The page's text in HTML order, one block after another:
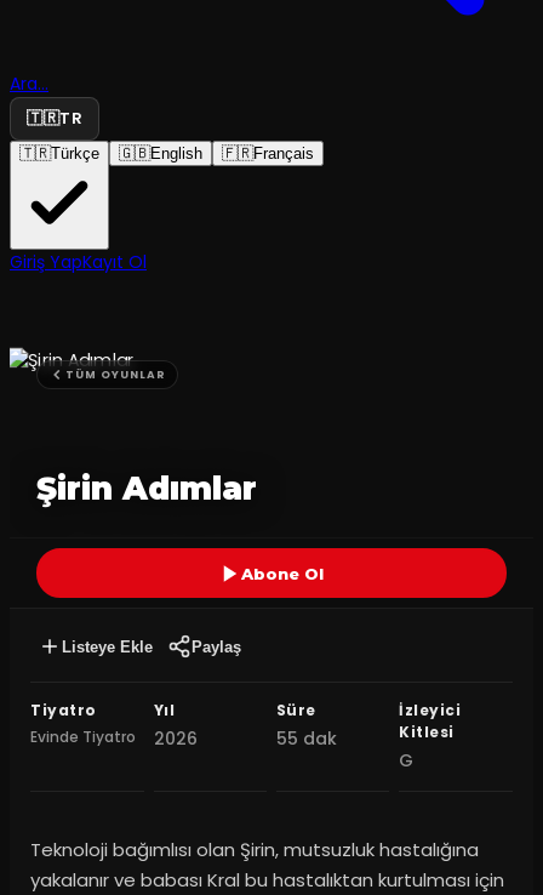
Ara...
🇹🇷TR
🇹🇷Türkçe 🇬🇧English 🇫🇷Français
Giriş YapKayıt Ol
TÜM OYUNLAR
Şirin Adımlar
Abone Ol
Listeye Ekle Paylaş
Tiyatro
Evinde Tiyatro
Yıl
2026
Süre
55 dak
İzleyici
Kitlesi
G
Teknoloji bağımlısı olan Şirin, mutsuzluk hastalığına
yakalanır ve babası Kral bu hastalıktan kurtulması için